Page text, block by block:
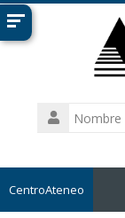
Salta
al
Nombre
de
CentroAteneo